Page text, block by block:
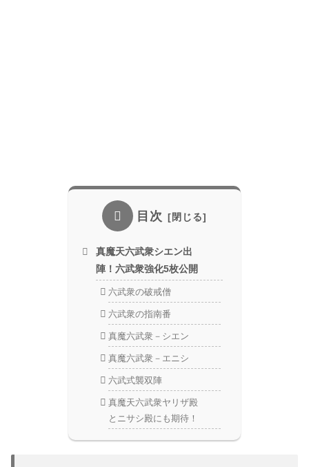
目次
真魔天六武衆シエン出
陣！六武衆強化5枚公開
六武衆の破戒僧
六武衆の指南番
真魔六武衆－シエン
真魔六武衆－エニシ
六武式襲双陣
真魔天六武衆ヤリザ殿
とニサシ殿にも期待！